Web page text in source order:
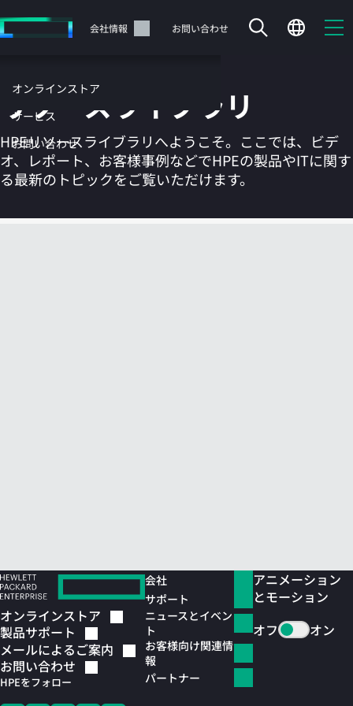
イ
テ
ツ
に
ス
ッ
会社情報 お問い合わせ
オンラインストア
サービス
お問い合わせ
カートは空です
リソースライブラリ
HPEリソースライブラリへようこそ。ここでは、ビデ
オ、レポート、お客様事例などでHPEの製品やITに関す
る最新のトピックをご覧いただけます。
オンラインストア
製品サポート
メールによるご案内
お問い合わせ
HPEをフォロー
会社
サポート
ニュースとイベン
ト
お客様向け関連情
報
パートナー
アニメーション
とモーション
オフ
オン